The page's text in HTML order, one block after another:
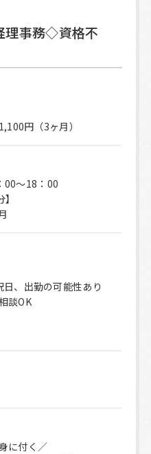
理事務◇資格不
円（3ヶ月）
00～18：00
、出勤の可能性あり
談OK
に付く／